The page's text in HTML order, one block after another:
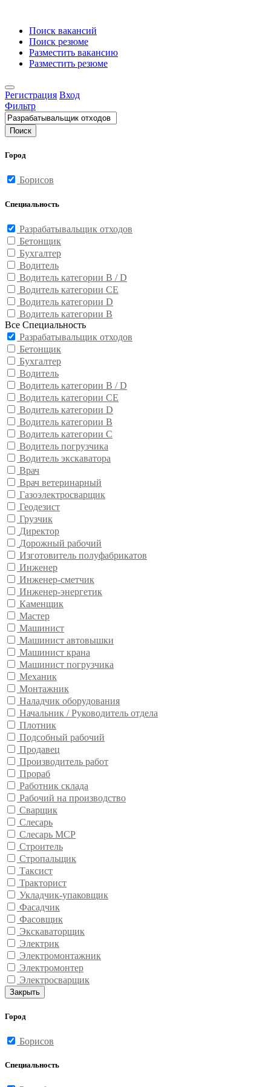
Поиск вакансий
Поиск резюме
Разместить вакансию
Разместить резюме
Регистрация Вход
Фильтр
Поиск
Город
Борисов
Специальность
Разрабатывальщик отходов
Бетонщик
Бухгалтер
Водитель
Водитель категории B / D
Водитель категории CE
Водитель категории D
Водитель категории В
Все Специальность
Разрабатывальщик отходов
Бетонщик
Бухгалтер
Водитель
Водитель категории B / D
Водитель категории CE
Водитель категории D
Водитель категории В
Водитель категории С
Водитель погрузчика
Водитель экскаватора
Врач
Врач ветеринарный
Газоэлектросварщик
Геодезист
Грузчик
Директор
Дорожный рабочий
Изготовитель полуфабрикатов
Инженер
Инженер-сметчик
Инженер-энергетик
Каменщик
Мастер
Машинист
Машинист автовышки
Машинист крана
Машинист погрузчика
Механик
Монтажник
Наладчик оборудования
Начальник / Руководитель отдела
Плотник
Подсобный рабочий
Продавец
Производитель работ
Прораб
Работник склада
Рабочий на производство
Сварщик
Слесарь
Слесарь МСР
Строитель
Стропальщик
Таксист
Тракторист
Укладчик-упаковщик
Фасадчик
Фасовщик
Экскаваторщик
Электрик
Электромонтажник
Электромонтер
Электросварщик
Закрыть
Город
Борисов
Специальность